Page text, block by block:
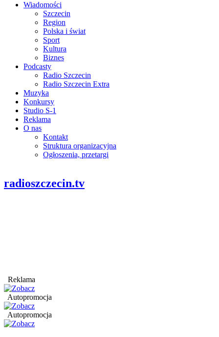
Wiadomości
Szczecin
Region
Polska i świat
Sport
Kultura
Biznes
Podcasty
Radio Szczecin
Radio Szczecin Extra
Muzyka
Konkursy
Studio S-1
Reklama
O nas
Kontakt
Struktura organizacyjna
Ogłoszenia, przetargi
radioszczecin.tv
Reklama
Autopromocja
Autopromocja